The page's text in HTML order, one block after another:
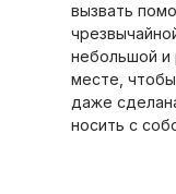
вызвать
небольшой
месте,
даже
носить с